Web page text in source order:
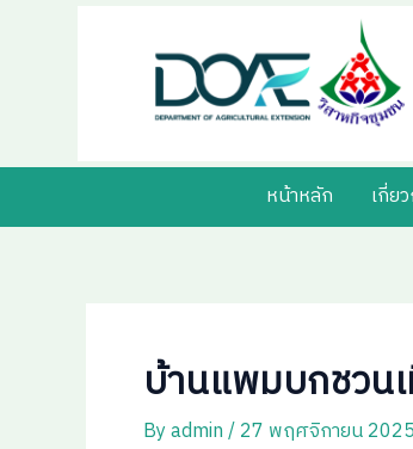
หน้าหลัก เกี่ย
บ้านแพมบกชวน
Byadmin/27 พฤศจิกายน 2025